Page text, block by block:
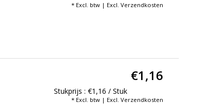
* Excl. btw | Excl. Verzendkosten
€1,16
Stukprijs : €1,16 / Stuk
* Excl. btw | Excl. Verzendkosten